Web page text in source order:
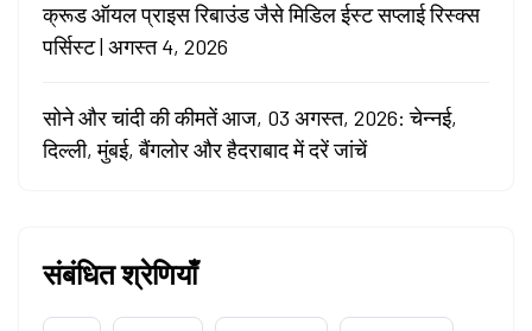
क्रूड ऑयल प्राइस रिबाउंड जैसे मिडिल ईस्ट सप्लाई रिस्क्स
पर्सिस्ट | अगस्त 4, 2026
सोने और चांदी की कीमतें आज, 03 अगस्त, 2026: चेन्नई,
दिल्ली, मुंबई, बैंगलोर और हैदराबाद में दरें जांचें
संबंधित श्रेणियाँ